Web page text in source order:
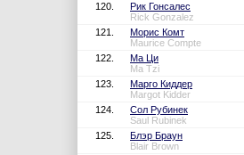
120.
Рик Гонсалес
Rick Gonzalez
121.
Морис Комт
Maurice Compte
122.
Ма Ци
Ma Tzi
123.
Марго Киддер
Margot Kidder
124.
Сол Рубинек
Saul Rubinek
125.
Блэр Браун
Blair Brown